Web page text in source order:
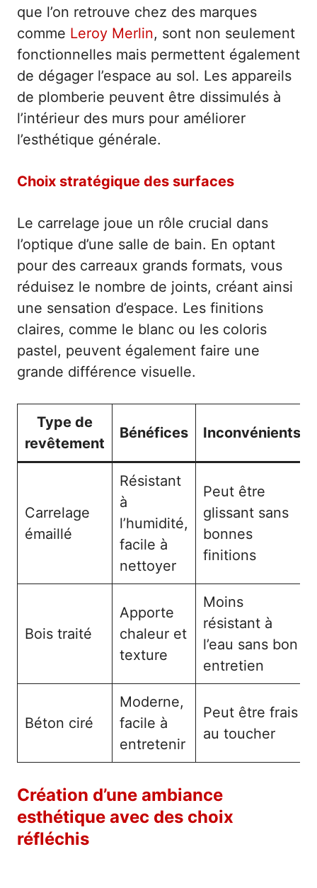
que l’on retrouve chez des marques
comme Leroy Merlin, sont non seulement
fonctionnelles mais permettent également
de dégager l’espace au sol. Les appareils
de plomberie peuvent être dissimulés à
l’intérieur des murs pour améliorer
l’esthétique générale.
Choix stratégique des surfaces
Le carrelage joue un rôle crucial dans
l’optique d’une salle de bain. En optant
pour des carreaux grands formats, vous
réduisez le nombre de joints, créant ainsi
une sensation d’espace. Les finitions
claires, comme le blanc ou les coloris
pastel, peuvent également faire une
grande différence visuelle.
Type de
revêtement
Bénéfices Inconvénients
Carrelage
émaillé
Résistant
à
l’humidité,
facile à
nettoyer
Peut être
glissant sans
bonnes
finitions
Bois traité
Apporte
chaleur et
texture
Moins
résistant à
l’eau sans bon
entretien
Béton ciré
Moderne,
facile à
entretenir
Peut être frais
au toucher
Création d’une ambiance
esthétique avec des choix
réfléchis